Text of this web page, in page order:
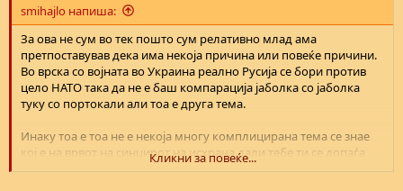
smihajlo напиша:
За ова не сум во тек пошто сум релативно млад ама
претпоставував дека има некоја причина или повеќе причини.
Во врска со војната во Украина реално Русија се бори против
цело НАТО така да не е баш компарација јаболка со јаболка
туку со портокали али тоа е друга тема.
Инаку тоа е тоа не е некоја многу комплицирана тема се знае
кој е на врвот на синџирот на исхрана дали тебе ти се допаѓа
тоа е друг муабет.
Кликни за повеќе...